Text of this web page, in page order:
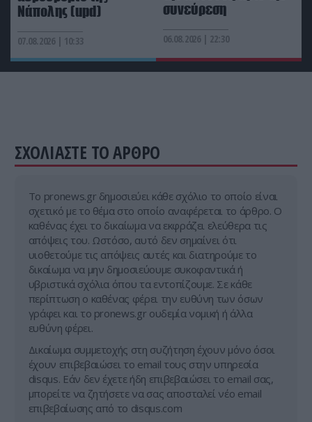
που αυξάνουν το λάδι και οι λύσεις
PROVOCATEUR 11:42
Α.Τσίπρας: Στις 9 Σεπτεμβρίου η επίσκεψή του στη
ΔΕΘ – Πότε θα παρουσιάσει το οικονομικό του
Νάπολης (upd)
07.08.2026 | 10:33
συνεύρεση
06.08.2026 | 22:30
ΣΧΟΛΙΑΣΤΕ ΤΟ ΑΡΘΡΟ
Tο pronews.gr δημοσιεύει κάθε σχόλιο το οποίο είναι
σχετικό με το θέμα στο οποίο αναφέρεται το άρθρο. Ο
καθένας έχει το δικαίωμα να εκφράζει ελεύθερα τις
απόψεις του. Ωστόσο, αυτό δεν σημαίνει ότι
υιοθετούμε τις απόψεις αυτές και διατηρούμε το
δικαίωμα να μην δημοσιεύουμε συκοφαντικά ή
υβριστικά σχόλια όπου τα εντοπίζουμε. Σε κάθε
περίπτωση ο καθένας φέρει την ευθύνη των όσων
γράφει και το pronews.gr ουδεμία νομική ή άλλα
ευθύνη φέρει.
Δικαίωμα συμμετοχής στη συζήτηση έχουν μόνο όσοι
έχουν επιβεβαιώσει το email τους στην υπηρεσία
disqus. Εάν δεν έχετε ήδη επιβεβαιώσει το email σας,
μπορείτε να ζητήσετε να σας αποσταλεί νέο email
επιβεβαίωσης από το disqus.com